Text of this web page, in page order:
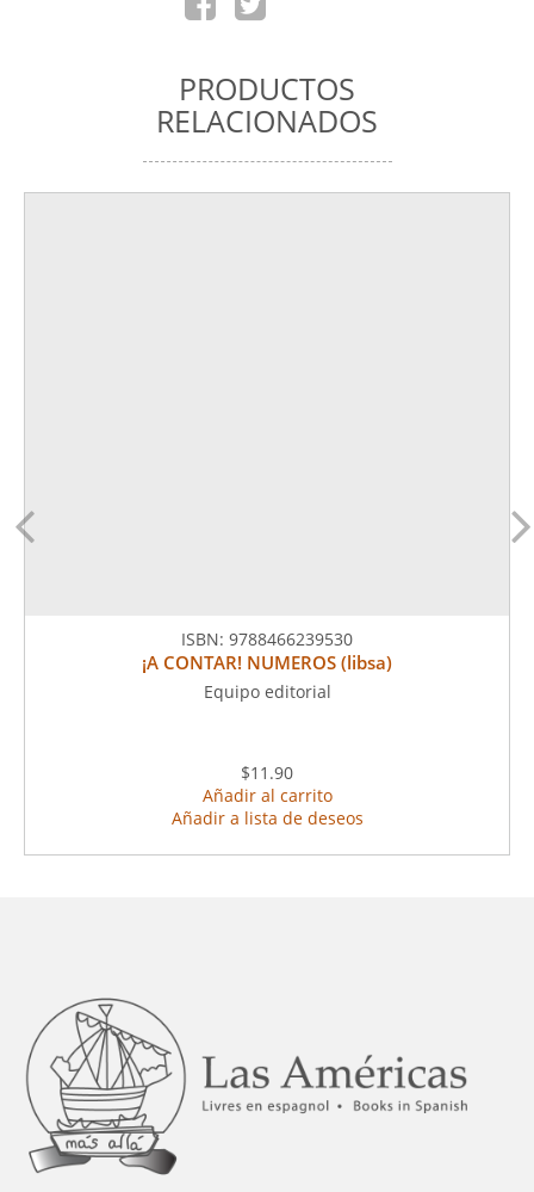
PRODUCTOS
RELACIONADOS
ISBN: 9788466239530
¡A CONTAR! NUMEROS (libsa)
Equipo editorial
$11.90
Añadir al carrito
Añadir a lista de deseos